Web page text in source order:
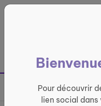
France entière
Pour découvrir
lien social
Partager sur
Panneau de gestion des